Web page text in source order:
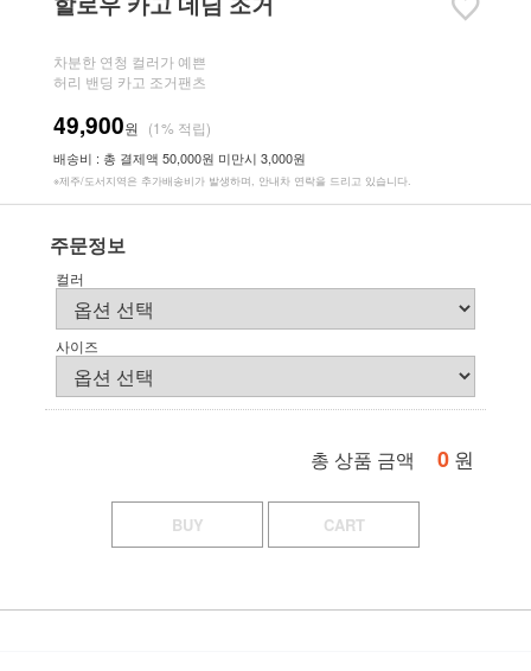
차분한 연청 컬러가 예쁜
허리 밴딩 카고 조거팬츠
49,900원 (1% 적립)
배송비 : 총 결제액 50,000원 미만시 3,000원
※제주/도서지역은 추가배송비가 발생하며, 안내차 연락을 드리고 있습니다.
주문정보
컬러
사이즈
총 상품 금액 0 원
BUY CART